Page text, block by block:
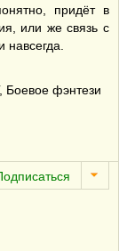
придёт в
или же связь с
навсегда.
Боевое фэнтези